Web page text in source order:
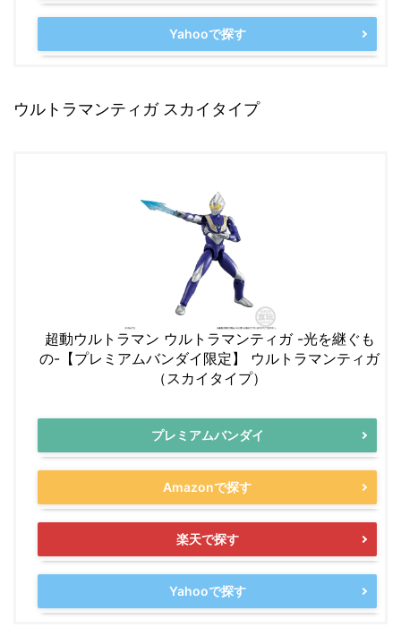
Yahooで探す
ウルトラマンティガ スカイタイプ
超動ウルトラマン ウルトラマンティガ -光を継ぐも
の-【プレミアムバンダイ限定】 ウルトラマンティガ
（スカイタイプ）
プレミアムバンダイ
Amazonで探す
楽天で探す
Yahooで探す